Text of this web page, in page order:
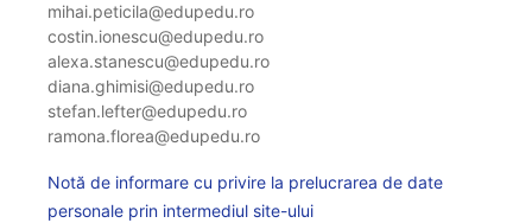
mihai.peticila@edupedu.ro
costin.ionescu@edupedu.ro
alexa.stanescu@edupedu.ro
diana.ghimisi@edupedu.ro
stefan.lefter@edupedu.ro
ramona.florea@edupedu.ro
Notă de informare cu privire la prelucrarea de date
personale prin intermediul site-ului